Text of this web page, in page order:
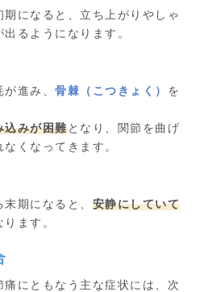
期になると、立ち上がりやしゃ
るようになります。
進み、 骨棘 （こつきょく） を
込みが困難となり、関節を曲げ
くなってきます。
期になると、 安静にしていて
ます。
にともなう主な症状には、次